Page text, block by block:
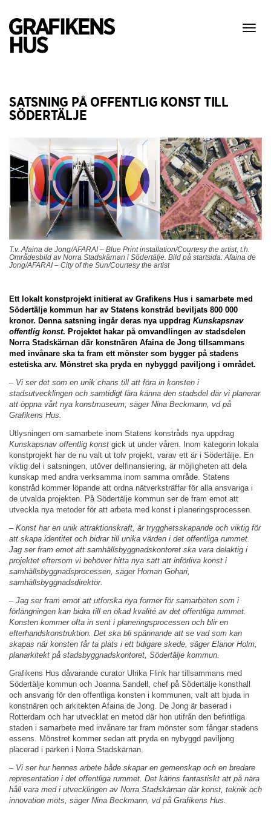
Visa
SATSNING PÅ OFFENTLIG KONST TILL
SÖDERTÄLJE
T.v. Afaina de Jong/AFARAI – Blue Print installation/Courtesy the artist, t.h.
Områdesbild av Norra Stadskärnan i Södertälje. Bild på startsida:Afaina de
Jong/AFARAI – City of the Sun/Courtesy the artist
Ett lokalt konstprojekt initierat av Grafikens Hus i samarbete med
Södertälje kommun har av Statens konstråd beviljats 800 000
kronor. Denna satsning ingår deras nya uppdrag Kunskapsnav
offentlig konst. Projektet hakar på omvandlingen av stadsdelen
Norra Stadskärnan där konstnären Afaina de Jong tillsammans
med invånare ska ta fram ett mönster som bygger på stadens
estetiska arv. Mönstret ska pryda en nybyggd paviljong i området.
– Vi ser det som en unik chans till att föra in konsten i
stadsutvecklingen och samtidigt lära känna den stadsdel där vi planerar
att öppna vårt nya konstmuseum, säger Nina Beckmann, vd på
Grafikens Hus.
Utlysningen om samarbete inom Statens konstråds nya uppdrag
Kunskapsnav offentlig konst gick ut under våren. Inom kategorin lokala
konstprojekt har de nu valt ut tolv projekt, varav ett är i Södertälje. En
viktig del i satsningen, utöver delfinansiering, är möjligheten att dela
kunskap med andra verksamma inom samma område. Statens
konstråd kommer löpande att ordna nätverksträffar för alla ansvariga i
de utvalda projekten. På Södertälje kommun ser de fram emot att
utveckla nya metoder för att arbeta med konst i planeringsprocessen.
– Konst har en unik attraktionskraft, är trygghetsskapande och viktig för
att skapa identitet och bidrar till unika värden i det offentliga rummet.
Jag ser fram emot att samhällsbyggnadskontoret ska vara delaktig i
projektet eftersom vi behöver hitta nya sätt att införliva konst i
samhällsbyggnadsprocessen, säger Homan Gohari,
samhällsbyggnadsdirektör.
– Jag ser fram emot att utforska nya former för samarbeten som i
förlängningen kan bidra till en ökad kvalité av det offentliga rummet.
Konsten kommer ofta in sent i planeringsprocessen och blir en
efterhandskonstruktion. Det ska bli spännande att se vad som kan
skapas när konsten får ta plats i ett tidigare skede, säger Elanor Holm,
planarkitekt på stadsbyggnadskontoret, Södertälje kommun.
Grafikens Hus dåvarande curator Ulrika Flink har tillsammans med
Södertälje kommun och Joanna Sandell, chef på Södertälje konsthall
och ansvarig för den offentliga konsten i kommunen, valt att bjuda in
konstnären och arkitekten Afaina de Jong. De Jong är baserad i
Rotterdam och har utvecklat en metod där hon utifrån den befintliga
staden i samarbete med invånare tar fram mönster som fångar stadens
essens. Mönstret kommer sedan att pryda en nybyggd paviljong
placerad i parken i Norra Stadskärnan.
– Vi ser hur hennes arbete både skapar en gemenskap och en bredare
representation i det offentliga rummet. Det känns fantastiskt att på nära
håll vara med i utvecklingen av Norra Stadskärnan där konst, teknik och
innovation möts, säger Nina Beckmann, vd på Grafikens Hus.